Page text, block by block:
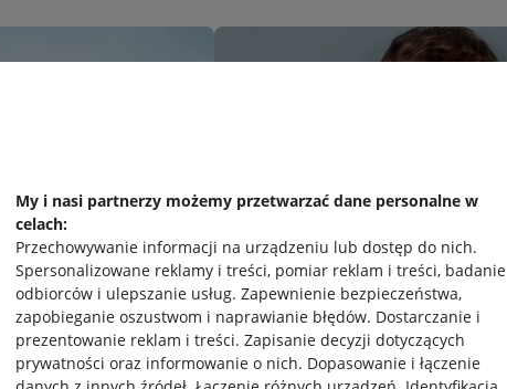
My i nasi partnerzy możemy przetwarzać dane personalne w
celach:
Przechowywanie informacji na urządzeniu lub dostęp do nich.
Spersonalizowane reklamy i treści, pomiar reklam i treści, badanie
odbiorców i ulepszanie usług. Zapewnienie bezpieczeństwa,
zapobieganie oszustwom i naprawianie błędów. Dostarczanie i
prezentowanie reklam i treści. Zapisanie decyzji dotyczących
prywatności oraz informowanie o nich. Dopasowanie i łączenie